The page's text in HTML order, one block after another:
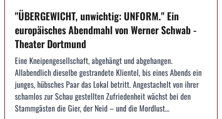
"ÜBERGEWICHT, unwichtig: UNFORM." Ein
europäisches Abendmahl von Werner Schwab -
Theater Dortmund
Eine Kneipengesellschaft, abgehängt und abgehangen.
Allabendlich dieselbe gestrandete Klientel, bis eines Abends ein
junges, hübsches Paar das Lokal betritt. Angestachelt von ihrer
schamlos zur Schau gestellten Zufriedenheit wächst bei den
Stammgästen die Gier, der Neid – und die Mordlust…